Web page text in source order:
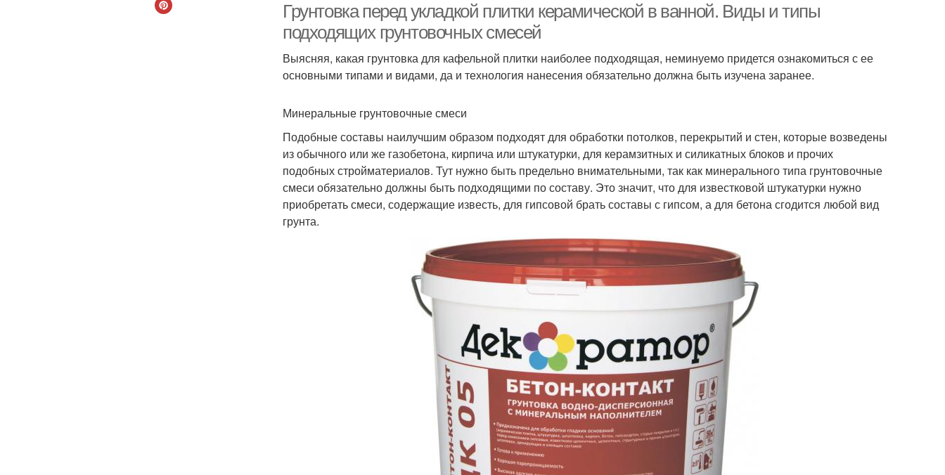
Грунтовка перед укладкой плитки керамической в ванной. Виды и типы
подходящих грунтовочных смесей
Выясняя, какая грунтовка для кафельной плитки наиболее подходящая, неминуемо придется ознакомиться с ее
основными типами и видами, да и технология нанесения обязательно должна быть изучена заранее.
Минеральные грунтовочные смеси
Подобные составы наилучшим образом подходят для обработки потолков, перекрытий и стен, которые возведены
из обычного или же газобетона, кирпича или штукатурки, для керамзитных и силикатных блоков и прочих
подобных стройматериалов. Тут нужно быть предельно внимательными, так как минерального типа грунтовочные
смеси обязательно должны быть подходящими по составу. Это значит, что для известковой штукатурки нужно
приобретать смеси, содержащие известь, для гипсовой брать составы с гипсом, а для бетона сгодится любой вид
грунта.